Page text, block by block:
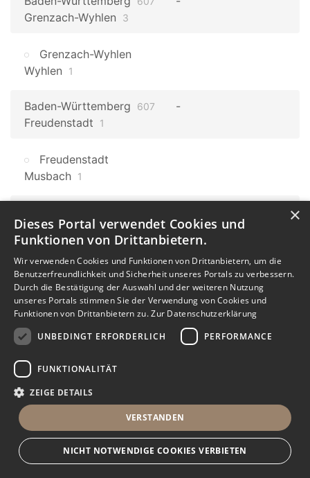
Grenzach-Wyhlen 3
Grenzach-Wyhlen
Wyhlen
1
Baden-Württemberg 607
Freudenstadt 1
Freudenstadt
Musbach 1
Laufenburg 9
Baden-Württemberg 607 Karlsruhe 7
Karlsruhe Oststadt
1
Donaueschingen
Baden-Württemberg
Baden-Württemberg 607
Mühlhausen 2
×
Dieses Portal verwendet Cookies und
Funktionen von Drittanbietern.
Wir verwenden Cookies und Funktionen von Drittanbietern, um die
Benutzerfreundlichkeit und Sicherheit unseres Portals zu verbessern.
Durch die Bestätigung der Auswahl und der weiteren Nutzung
unseres Portals stimmen Sie der Verwendung von Cookies und
Funktionen von Drittanbietern zu.Zur Datenschutzerklärung
UNBEDINGT ERFORDERLICH
PERFORMANCE
FUNKTIONALITÄT
ZEIGE DETAILS
VERSTANDEN
NICHT NOTWENDIGE COOKIES VERBIETEN